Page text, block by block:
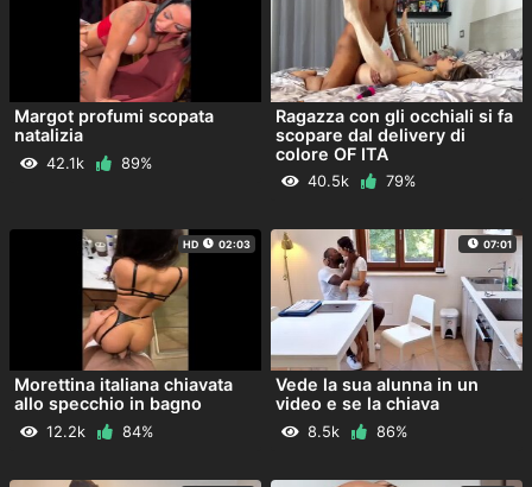
Margot profumi scopata
natalizia
42.1k 89%
Ragazza con gli occhiali si fa
scopare dal delivery di
colore OF ITA
40.5k 79%
HD 02:03
Morettina italiana chiavata
allo specchio in bagno
12.2k 84%
07:01
Vede la sua alunna in un
video e se la chiava
8.5k 86%